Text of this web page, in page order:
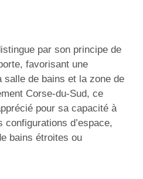
par son principe de
favorisant une
de bains et la zone de
Corse-du-Sud, ce
pour sa capacité à
configurations d’espace,
bains étroites ou